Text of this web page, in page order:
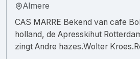
Almere
CAS MARRE Bekend van cafe
holland, de Apresskihut
zingt Andre hazes.Wolter